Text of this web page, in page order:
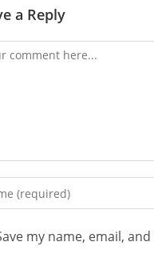
a Reply
my name, email,